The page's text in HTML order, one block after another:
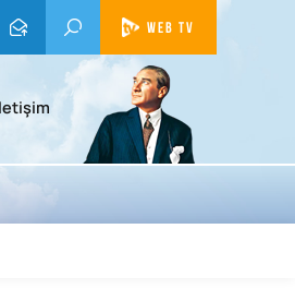
WEB TV
İletişim